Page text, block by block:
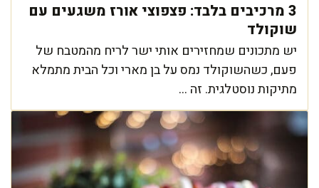
3 מרכיבים בלבד: פצפוצי אורז משגעים עם
שוקולד
יש מתכונים שמחזירים אותי ישר לריח מהמטבח של
פעם, כשהשוקולד נמס על בן מארי וכל הבית מתמלא
מתיקות נוסטלגית. זה ...